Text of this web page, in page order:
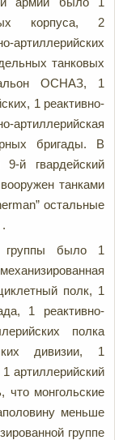
корпуса, 2
артиллерийских
танковых
ОСНАЗ, 1
1 реактивно-
бригады. В
й гвардейский
танками
остальные
группы было 1
полк, 1
1 реактивно-
полка
дивизии, 1
артиллерийский
что монгольские
меньше
группе